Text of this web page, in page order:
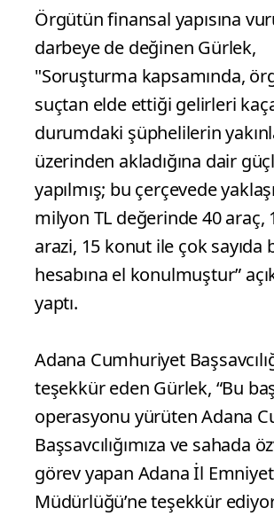
Örgütün finansal yapısına
darbeye de değinen Gürlek,
"Soruşturma kapsamında,
suçtan elde ettiği gelirleri
durumdaki şüphelilerin
üzerinden akladığına dair
yapılmış; bu çerçevede
milyon TL değerinde 40 araç,
arazi, 15 konut ile çok sayıda
hesabına el konulmuştur”
yaptı.
Adana Cumhuriyet
teşekkür eden Gürlek, “Bu
operasyonu yürüten Adana
Başsavcılığımıza ve sahada
görev yapan Adana İl Emniyet
Müdürlüğü’ne teşekkür